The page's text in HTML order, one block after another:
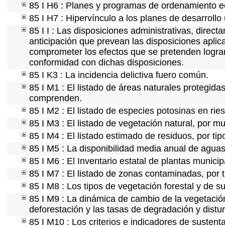
85 I H6 : Planes y programas de ordenamiento
85 I H7 : Hipervínculo a los planes de desarrollo
85 I I : Las disposiciones administrativas,
anticipación que prevean las disposiciones
comprometer los efectos que se pretenden
conformidad con dichas disposiciones.
85 I K3 : La incidencia delictiva fuero común.
85 I M1 : El listado de áreas naturales
comprenden.
85 I M2 : El listado de especies potosinas en
85 I M3 : El listado de vegetación natural, por
85 I M4 : El listado estimado de residuos, por
85 I M5 : La disponibilidad media anual de
85 I M6 : El Inventario estatal de plantas
85 I M7 : El listado de zonas contaminadas, por
85 I M8 : Los tipos de vegetación forestal y de
85 I M9 : La dinámica de cambio de la
deforestación y las tasas de degradación y
85 I M10 : Los criterios e indicadores de